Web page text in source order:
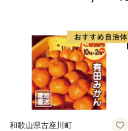
和歌山県古座川町